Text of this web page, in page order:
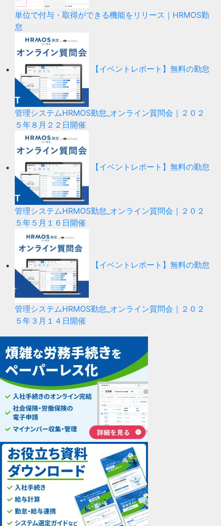
単位で付与・取得ができる機能をリリース｜HRMOS勤
怠
【イベントレポート】無料の勤怠
管理システムHRMOS勤怠_オンライン質問会｜２０２
５年８月２２日開催
【イベントレポート】無料の勤怠
管理システムHRMOS勤怠_オンライン質問会｜２０２
５年５月１６日開催
【イベントレポート】無料の勤怠
管理システムHRMOS勤怠_オンライン質問会｜２０２
５年３月１４日開催